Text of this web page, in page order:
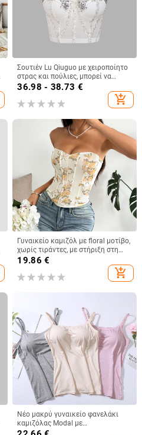
Σουτιέν Lu Qiuguo με χειροποίητο
στρας και πούλιες, μπορεί να
φορεθεί και έξω, σε καθαρό
χρώμα, μικρό γυναικείο φανελάκι
Db1750
36.98 - 38.73 €
add_shopping_cart
Γυναικείο καμιζόλ με floral μοτίβο,
χωρίς τιράντες, με στήριξη στη
μέση, ultra-short μήκος,
19.86 €
add_shopping_cart
Νέο μακρύ γυναικείο φανελάκι
καμιζόλας Modal με
ενσωματωμένο τοπ και λάστιχο